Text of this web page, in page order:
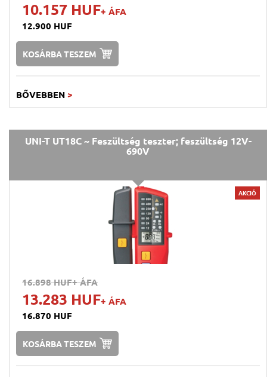
10.157 HUF+ ÁFA
12.900 HUF
KOSÁRBA TESZEM
BŐVEBBEN >
UNI-T UT18C ~ Feszültség teszter; feszültség 12V-
690V
AKCIÓ
16.898 HUF+ ÁFA
13.283 HUF+ ÁFA
16.870 HUF
KOSÁRBA TESZEM